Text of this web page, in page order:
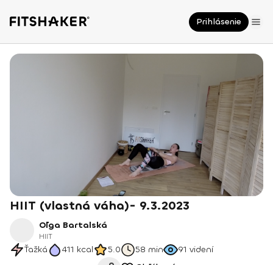
Prihlásenie
HIIT (vlastná váha)- 9.3.2023
Oľga Bartalská
HIIT
Ťažká 411 kcal 5.0 58 min 91 videní